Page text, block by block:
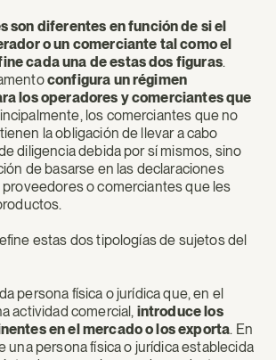
son diferentes en función de si el
o un comerciante tal como el
cada una de estas dos figuras.
configura un régimen
los operadores y comerciantes que
los comerciantes que no
la obligación de llevar a cabo
diligencia debida por sí mismos, sino
de basarse en las declaraciones
o comerciantes que les
estas dos tipologías de sujetos del
persona física o jurídica que, en el
actividad comercial, introduce los
en el mercado o los exporta. En
una persona física o jurídica establecida